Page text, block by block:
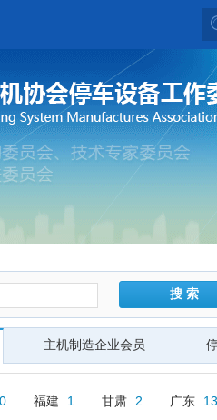
搜 索
主机制造企业会员
0 福建 1 甘肃 2 广东
13